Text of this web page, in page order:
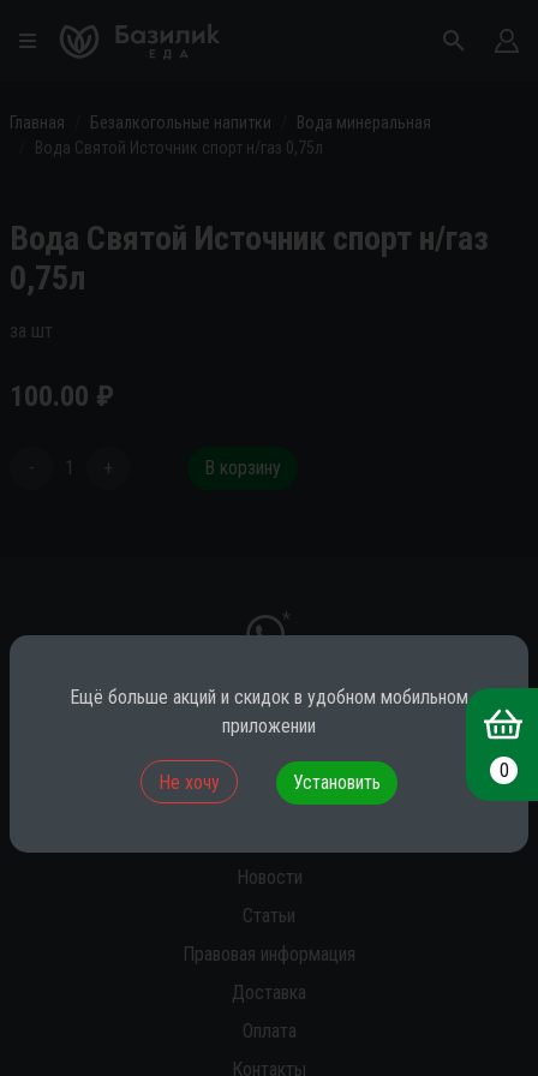
Главная Безалкогольные напитки
Вода минеральная
Вода Святой Источник спорт н/газ 0,75л
Вода Святой Источник спорт н/газ
0,75л
за шт
100.00 ₽
- 1 + В корзину
*
* принадлежит компании Meta (признана экстремистской на территории
Новости
Статьи
Правовая информация
Доставка
Оплата
Контакты
0
Ещё больше акций и скидок в удобном мобильном
приложении
Не хочу Установить